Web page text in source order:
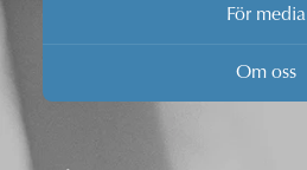
För media
Om oss